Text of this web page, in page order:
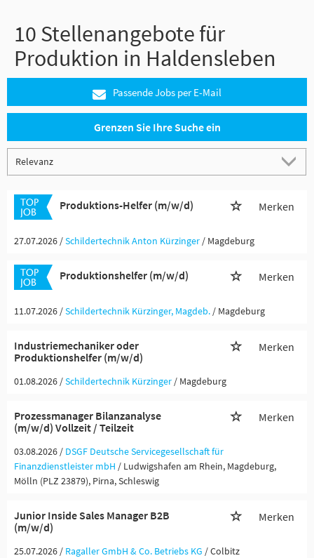
10 Stellenangebote für
Produktion in Haldensleben
Passende Jobs per E-Mail
Grenzen Sie Ihre Suche ein
Produktions-Helfer (m/w/d) Merken
27.07.2026 /Schildertechnik Anton Kürzinger / Magdeburg
Produktionshelfer (m/w/d) Merken
11.07.2026 /Schildertechnik Kürzinger, Magdeb. / Magdeburg
Industriemechaniker oder
Produktionshelfer (m/w/d)
Merken
01.08.2026 /Schildertechnik Kürzinger / Magdeburg
Prozessmanager Bilanzanalyse
(m/w/d) Vollzeit / Teilzeit
Merken
03.08.2026 / DSGF Deutsche Servicegesellschaft für
Finanzdienstleister mbH / Ludwigshafen am Rhein, Magdeburg,
Mölln (PLZ 23879), Pirna, Schleswig
Junior Inside Sales Manager B2B
(m/w/d)
Merken
25.07.2026 / Ragaller GmbH & Co. Betriebs KG / Colbitz